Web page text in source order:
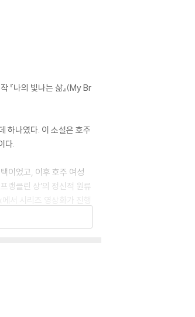
『나의 빛나는 삶』(My Br
하나였다. 이 소설은 호주
다.
이었고, 이후 호주 여성
랭클린 상’의 정신적 원류
서 시리즈 영상화가 진행